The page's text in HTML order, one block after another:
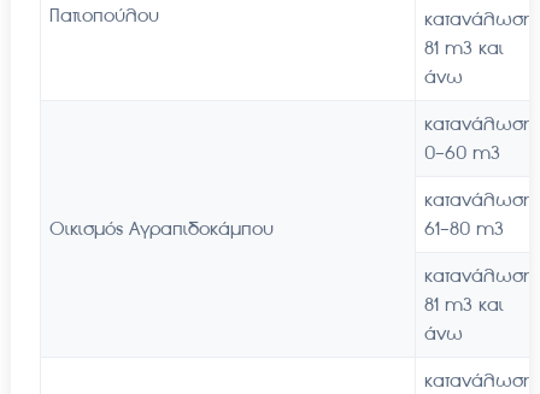
Πατιοπούλου
κατανάλωση
81 m3 και
άνω
Οικισμός Αγραπιδοκάμπου
κατανάλωση
0-60 m3
κατανάλωση
61-80 m3
κατανάλωση
81 m3 και
άνω
κατανάλωση